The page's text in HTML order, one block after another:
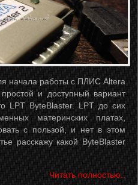
начала работы с ПЛИС Altera
и доступный вариант
LPT ByteBlaster. LPT до сих
материнских платах,
с пользой, и нет в этом
расскажу какой ByteBlaster
Читать полностью..